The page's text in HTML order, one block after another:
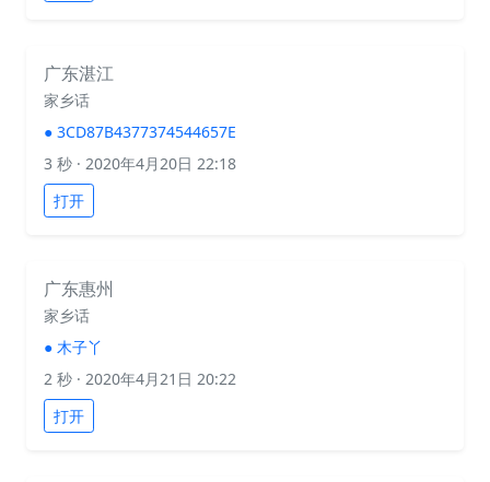
广东湛江
家乡话
● 3CD87B4377374544657E
3 秒 · 2020年4月20日 22:18
打开
广东惠州
家乡话
● 木子丫
2 秒 · 2020年4月21日 20:22
打开